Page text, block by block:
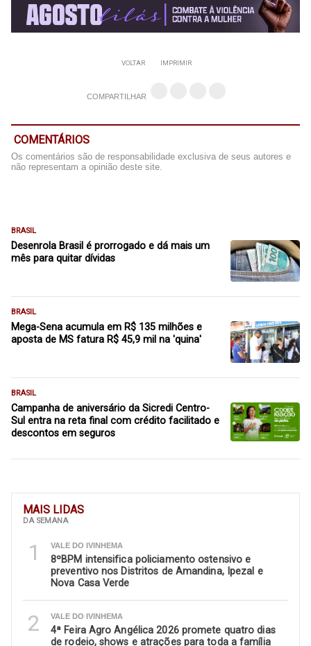
MAIS LIDAS
DA SEMANA
1 VALE DO IVINHEMA
8ºBPM intensifica policiamento ostensivo e
preventivo nos Distritos de Amandina, Ipezal e
Nova Casa Verde
2 VALE DO IVINHEMA
4ª Feira Agro Angélica 2026 promete quatro dias
de rodeio, shows e atrações para toda a família
VOLTAR IMPRIMIR
COMPARTILHAR
COMENTÁRIOS
Os comentários são de responsabilidade exclusiva de seus autores e
não representam a opinião deste site.
BRASIL
Desenrola Brasil é prorrogado e dá mais um
mês para quitar dívidas
BRASIL
Mega-Sena acumula em R$ 135 milhões e
aposta de MS fatura R$ 45,9 mil na 'quina'
BRASIL
Campanha de aniversário da Sicredi Centro-
Sul entra na reta final com crédito facilitado e
descontos em seguros